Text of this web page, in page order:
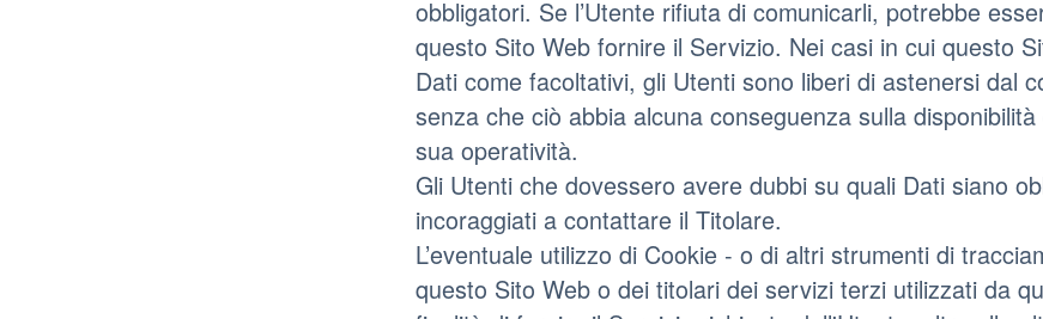
obbligatori. Se l’Utente rifiuta di comunicarli, potrebbe
questo Sito Web fornire il Servizio. Nei casi in cui questo
Dati come facoltativi, gli Utenti sono liberi di astenersi dal
senza che ciò abbia alcuna conseguenza sulla
sua operatività.
Gli Utenti che dovessero avere dubbi su quali Dati siano
incoraggiati a contattare il Titolare.
L’eventuale utilizzo di Cookie - o di altri strumenti di
questo Sito Web o dei titolari dei servizi terzi utilizzati da